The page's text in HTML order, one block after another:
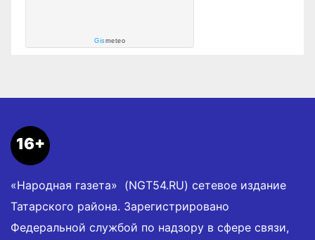
Gismeteo
16+
«Народная газета» (NGT54.RU) сетевое издание
Татарского района. Зарегистрировано
Федеральной службой по надзору в сфере связи,